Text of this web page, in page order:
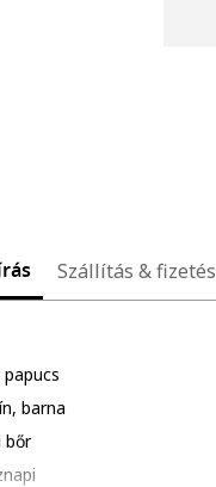
Szállítás & fizetés
barna
bőr